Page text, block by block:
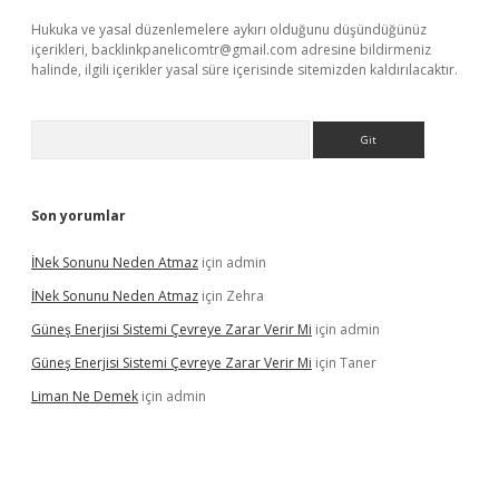
Hukuka ve yasal düzenlemelere aykırı olduğunu düşündüğünüz
içerikleri, backlinkpanelicomtr@gmail.com adresine bildirmeniz
halinde, ilgili içerikler yasal süre içerisinde sitemizden kaldırılacaktır.
Son yorumlar
İNek Sonunu Neden Atmaz için admin
İNek Sonunu Neden Atmaz için Zehra
Güneş Enerjisi Sistemi Çevreye Zarar Verir Mi için admin
Güneş Enerjisi Sistemi Çevreye Zarar Verir Mi için Taner
Liman Ne Demek için admin